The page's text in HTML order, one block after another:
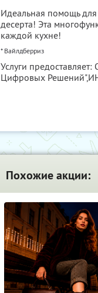
Идеальная помощь
десерта! Эта
каждой кухне!
* Вайлдберриз
Услуги предоставляет:
Цифровых Решений",
Похожие акции: